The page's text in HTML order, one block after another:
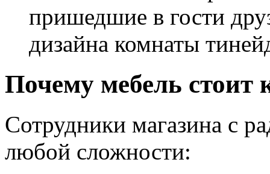
пришедшие в гости
дизайна комнаты
Почему мебель стоит
Сотрудники магазина с
любой сложности: